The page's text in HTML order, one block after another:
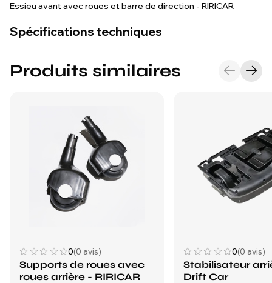
Essieu avant avec roues et barre de direction - RIRICAR
Spécifications techniques
Produits similaires
0(0 avis)
Supports de roues avec
roues arrière - RIRICAR
0(0 avis)
Stabilisateur
Drift Car